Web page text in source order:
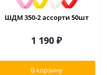
ШДМ 350-2 ассорти 50шт
1 190 ₽
В корзину